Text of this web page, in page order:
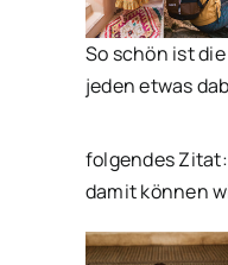
So schön ist
jeden etwas
folgendes
damit können